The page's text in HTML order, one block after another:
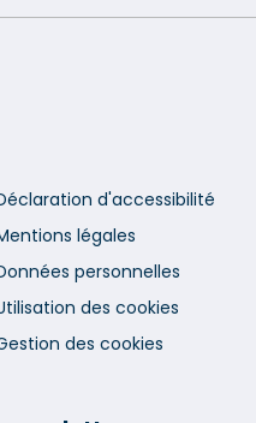
d'accessibilité
légales
personnelles
des cookies
des cookies